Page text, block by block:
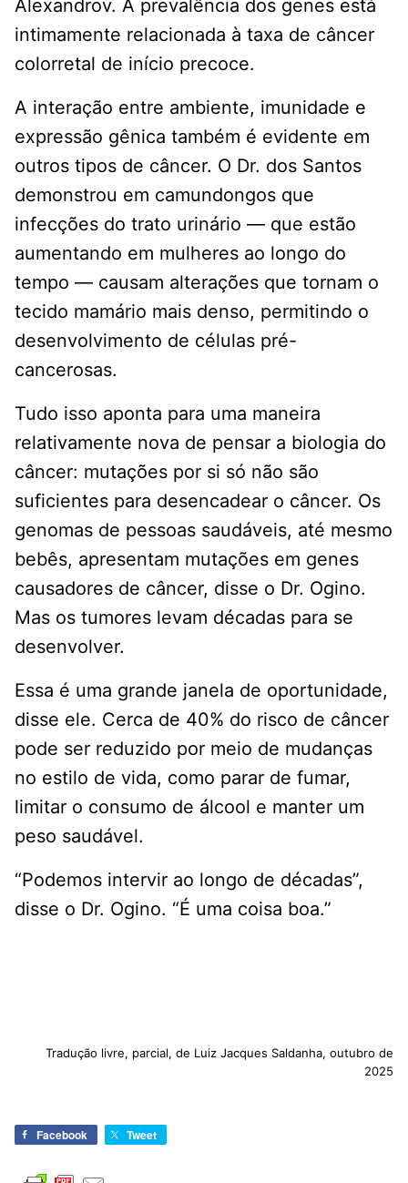
Alexandrov. A prevalência dos genes está
intimamente relacionada à taxa de câncer
colorretal de início precoce.
A interação entre ambiente, imunidade e
expressão gênica também é evidente em
outros tipos de câncer. O Dr. dos Santos
demonstrou em camundongos que
infecções do trato urinário — que estão
aumentando em mulheres ao longo do
tempo — causam alterações que tornam o
tecido mamário mais denso, permitindo o
desenvolvimento de células pré-
cancerosas.
Tudo isso aponta para uma maneira
relativamente nova de pensar a biologia do
câncer: mutações por si só não são
suficientes para desencadear o câncer. Os
genomas de pessoas saudáveis, até mesmo
bebês, apresentam mutações em genes
causadores de câncer, disse o Dr. Ogino.
Mas os tumores levam décadas para se
desenvolver.
Essa é uma grande janela de oportunidade,
disse ele. Cerca de 40% do risco de câncer
pode ser reduzido por meio de mudanças
no estilo de vida, como parar de fumar,
limitar o consumo de álcool e manter um
peso saudável.
“Podemos intervir ao longo de décadas”,
disse o Dr. Ogino. “É uma coisa boa.”
Tradução livre, parcial, de Luiz Jacques Saldanha, outubro de
2025
Facebook Tweet